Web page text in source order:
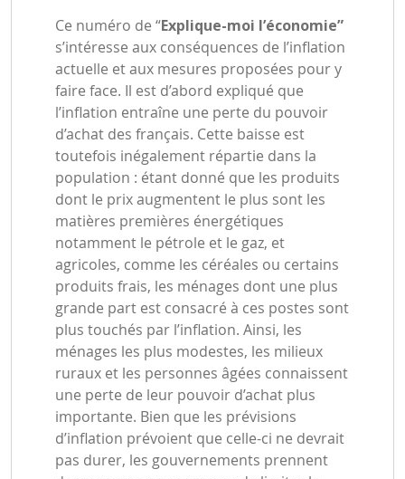
Ce numéro de “Explique-moi l’économie”
s’intéresse aux conséquences de l’inflation
actuelle et aux mesures proposées pour y
faire face. Il est d’abord expliqué que
l’inflation entraîne une perte du pouvoir
d’achat des français. Cette baisse est
toutefois inégalement répartie dans la
population : étant donné que les produits
dont le prix augmentent le plus sont les
matières premières énergétiques
notamment le pétrole et le gaz, et
agricoles, comme les céréales ou certains
produits frais, les ménages dont une plus
grande part est consacré à ces postes sont
plus touchés par l’inflation. Ainsi, les
ménages les plus modestes, les milieux
ruraux et les personnes âgées connaissent
une perte de leur pouvoir d’achat plus
importante. Bien que les prévisions
d’inflation prévoient que celle-ci ne devrait
pas durer, les gouvernements prennent